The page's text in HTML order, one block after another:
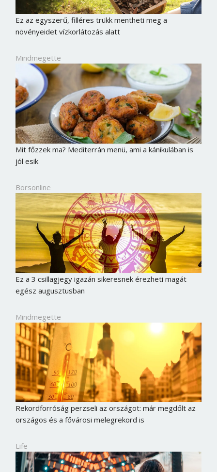
Ez az egyszerű, filléres trükk mentheti meg a
növényeidet vízkorlátozás alatt
Mindmegette
Mit főzzek ma? Mediterrán menü, ami a kánikulában is
jól esik
Borsonline
Ez a 3 csillagjegy igazán sikeresnek érezheti magát
egész augusztusban
Mindmegette
Rekordforróság perzseli az országot: már megdőlt az
országos és a fővárosi melegrekord is
Life